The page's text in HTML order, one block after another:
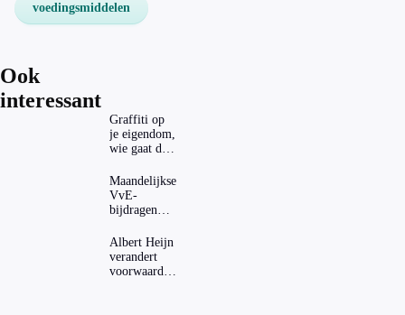
voedingsmiddelen
Ook
interessant
Graffiti op
je eigendom,
wie gaat dat
Maandelijkse
VvE-
bijdragen
dat invloed
op je
hypotheek?
Albert Heijn
verandert
voorwaarden